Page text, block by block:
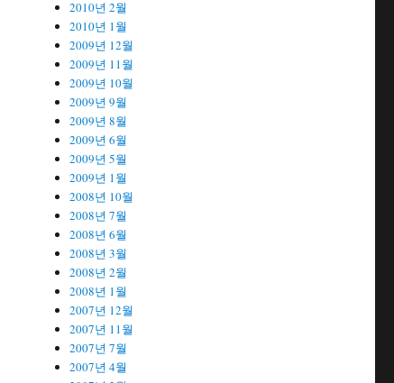
2010년 2월
2010년 1월
2009년 12월
2009년 11월
2009년 10월
2009년 9월
2009년 8월
2009년 6월
2009년 5월
2009년 1월
2008년 10월
2008년 7월
2008년 6월
2008년 3월
2008년 2월
2008년 1월
2007년 12월
2007년 11월
2007년 7월
2007년 4월